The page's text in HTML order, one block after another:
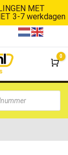
MET
3-7 werkdagen
0